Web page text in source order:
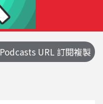
Podcasts URL 訂閱複製